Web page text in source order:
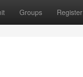
Groups Register